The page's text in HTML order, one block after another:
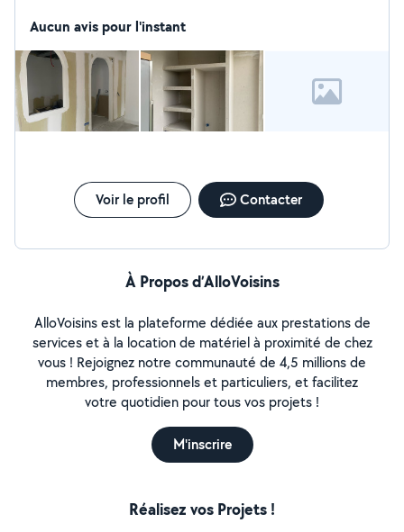
Aucun avis pour l'instant
Voir le profil Contacter
À Propos d’AlloVoisins
AlloVoisins est la plateforme dédiée aux prestations de
services et à la location de matériel à proximité de chez
vous ! Rejoignez notre communauté de 4,5 millions de
membres, professionnels et particuliers, et facilitez
votre quotidien pour tous vos projets !
M'inscrire
Réalisez vos Projets !